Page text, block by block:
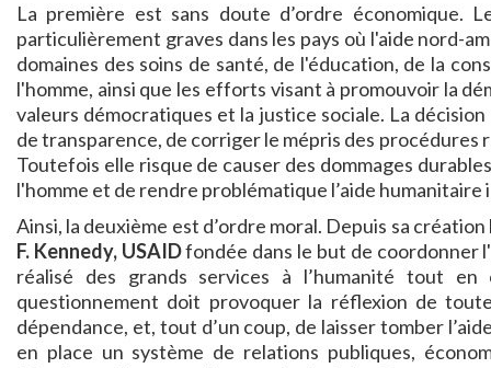
La première est sans doute d’ordre économique.
particulièrement graves dans les pays où l'aide nord-
domaines des soins de santé, de l'éducation, de la
l'homme, ainsi que les efforts visant à promouvoir la
valeurs démocratiques et la justice sociale. La
de transparence, de corriger le mépris des
Toutefois elle risque de causer des dommages
l'homme et de rendre problématique l’aide
Ainsi, la deuxième est d’ordre moral. Depuis sa
F. Kennedy, USAIDfondée dans le but de coordonner
réalisé des grands services à l’humanité tout
questionnement doit provoquer la réflexion de
dépendance, et, tout d’un coup, de laisser tomber
en place un système de relations publiques,